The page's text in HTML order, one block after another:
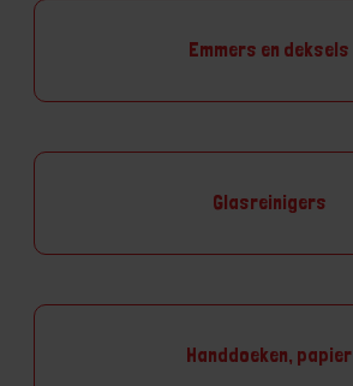
Emmers en deksels
Glasreinigers
Handdoeken, papier